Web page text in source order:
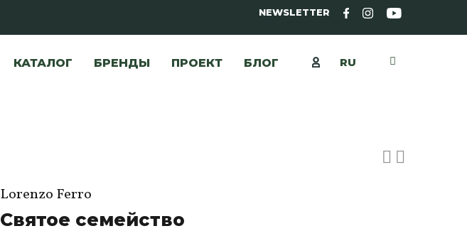
NEWSLETTER
КАТАЛОГ БРЕНДЫ ПРОЕКТ БЛОГ RU
Lorenzo Ferro
Святое семейство